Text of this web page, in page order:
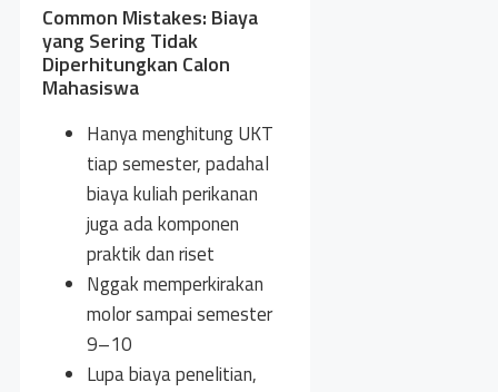
Common Mistakes: Biaya
yang Sering Tidak
Diperhitungkan Calon
Mahasiswa
Hanya menghitung UKT
tiap semester, padahal
biaya kuliah perikanan
juga ada komponen
praktik dan riset
Nggak memperkirakan
molor sampai semester
9–10
Lupa biaya penelitian,